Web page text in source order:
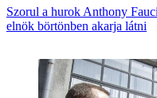
Szorul a hurok Anthony
elnök börtönben akarja látni